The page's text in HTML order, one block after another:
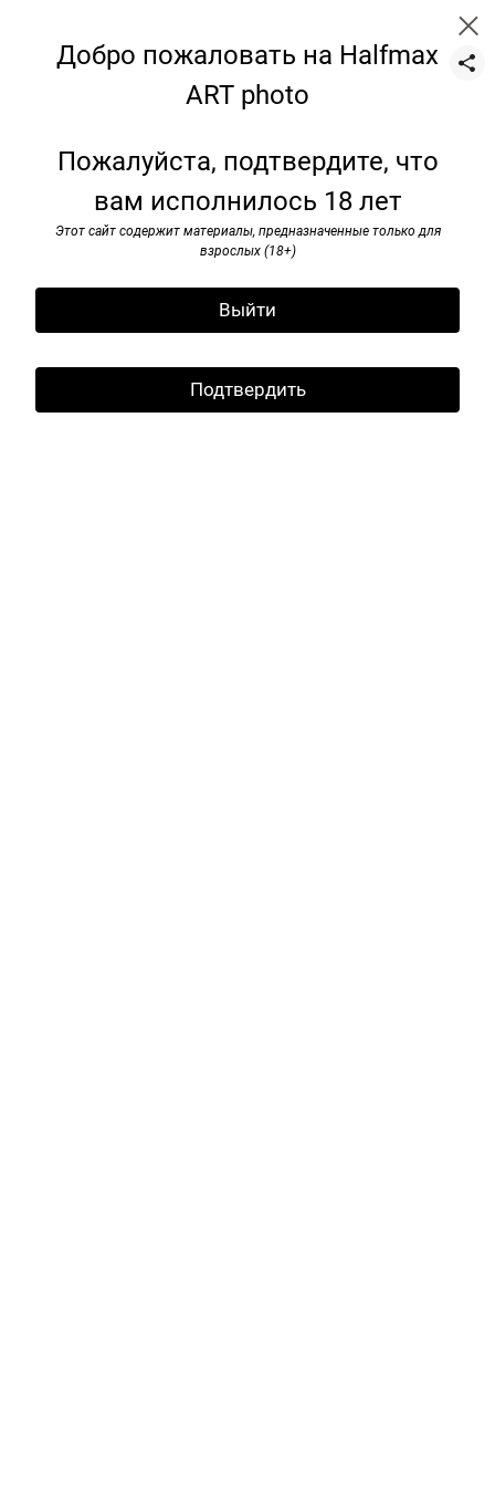
Добро пожаловать на Halfmax
ART photo
Пожалуйста, подтвердите, что
вам исполнилось 18 лет
Этот сайт содержит материалы, предназначенные только для
взрослых (18+)
Выйти
Подтвердить
still-life